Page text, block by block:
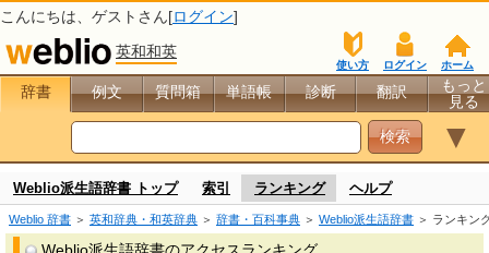
こんにちは、 ゲスト さん[ログイン]
英和和英
ホーム
ログイン
使い方
辞書 例文 質問箱 単語帳 診断 翻訳
もっと
見る
▼
Weblio派生語辞書 トップ 索引 ランキング ヘルプ
Weblio 辞書 ＞ 英和辞典・和英辞典 ＞ 辞書・百科事典 ＞ Weblio派生語辞書 ＞ ランキン